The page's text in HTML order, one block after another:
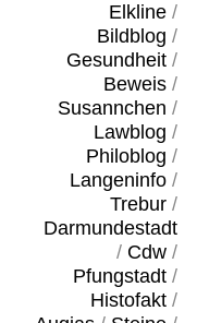
Elkline/
Bildblog /
Gesundheit/
Beweis/
Susannchen /
Lawblog /
Philoblog /
Langeninfo/
Trebur/
Darmundestadt
/ Cdw/
Pfungstadt/
Histofakt/